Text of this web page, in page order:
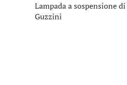
Lampada a sospensione
Guzzini